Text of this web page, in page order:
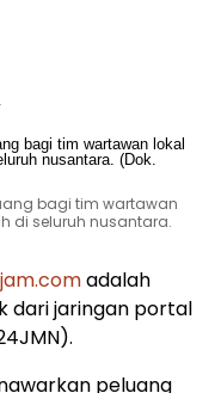
bagi tim wartawan
di seluruh nusantara.
adalah
dari jaringan portal
peluang